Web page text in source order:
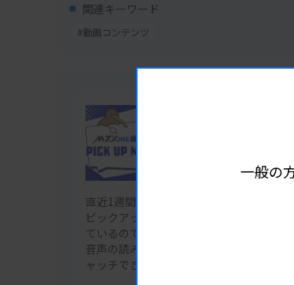
関連キーワード
#動画コンテンツ
直近1週間の「MTJ ONE」配信ニュースか
ピックアップ。それぞれのニュースをス
ているので、通勤中や休憩中などの隙間
音声の読み上げ機能で、多忙な日々も耳
ャッチできます。
一般の